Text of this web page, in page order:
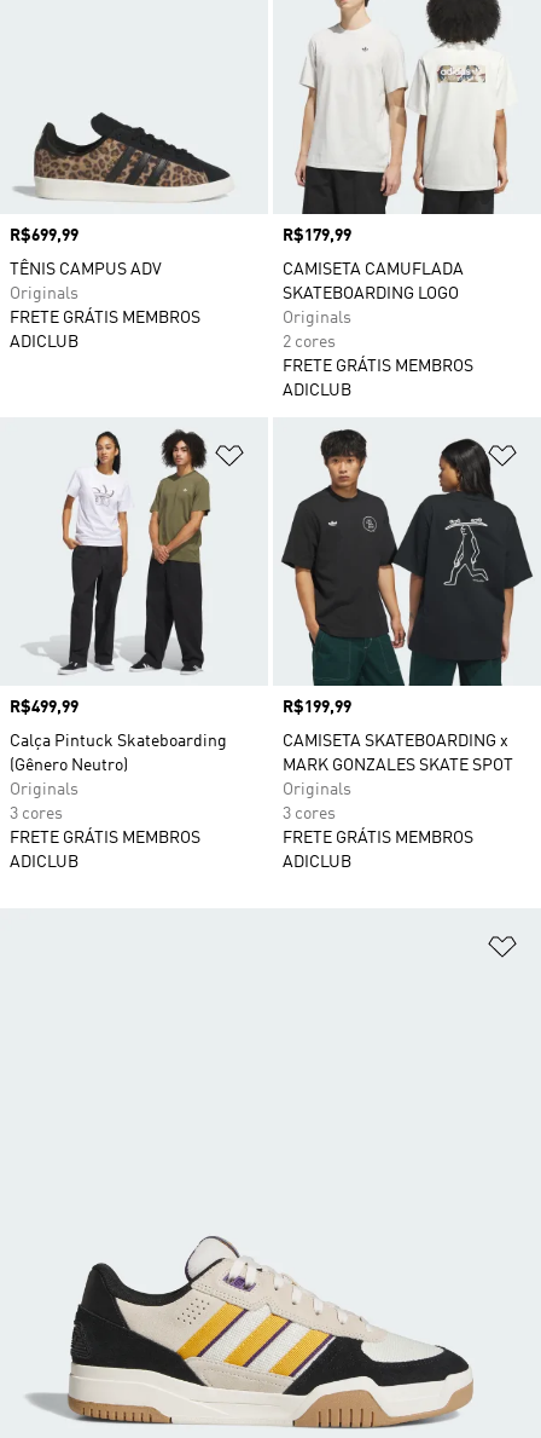
Preço
R$699,99
TÊNIS CAMPUS ADV
Originals
FRETE GRÁTIS MEMBROS
ADICLUB
Preço
R$179,99
CAMISETA CAMUFLADA
SKATEBOARDING LOGO
Originals
2 cores
FRETE GRÁTIS MEMBROS
ADICLUB
Adicionar à Lista de Desejos
Preço
R$499,99
Calça Pintuck Skateboarding
(Gênero Neutro)
Originals
3 cores
FRETE GRÁTIS MEMBROS
ADICLUB
Preço
R$199,99
CAMISETA SKATEBOARDING x
MARK GONZALES SKATE SPOT
Originals
3 cores
FRETE GRÁTIS MEMBROS
ADICLUB